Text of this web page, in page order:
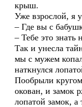
крыш.
Уже взрослой, я
– Где вы с
– Тебе это знать
Так и унесла
мы с мужем
наткнулся
Пообрыли
окован, и замок
лопатой замок,